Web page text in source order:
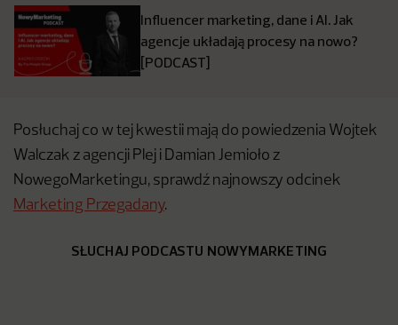
Influencer marketing, dane i AI. Jak
agencje układają procesy na nowo?
[PODCAST]
Posłuchaj co w tej kwestii mają do powiedzenia Wojtek
Walczak z agencji Plej i Damian Jemioło z
NowegoMarketingu, sprawdź najnowszy odcinek
Marketing Przegadany.
SŁUCHAJ PODCASTU NOWYMARKETING